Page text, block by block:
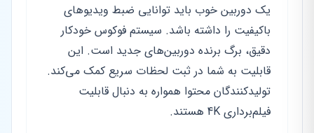
یک دوربین خوب باید توانایی ضبط ویدیوهای
باکیفیت را داشته باشد. سیستم فوکوس خودکار
دقیق، برگ برنده دوربین‌های جدید است. این
قابلیت به شما در ثبت لحظات سریع کمک می‌کند.
تولیدکنندگان محتوا همواره به دنبال قابلیت
فیلم‌برداری 4K هستند.